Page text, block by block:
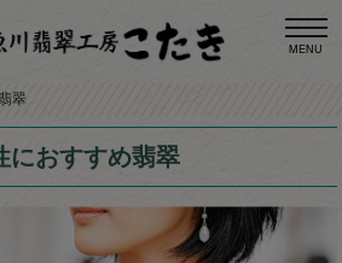
MENU
翠
におすすめ翡翠